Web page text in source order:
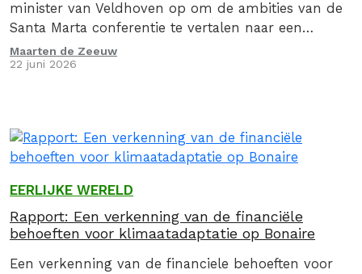
minister van Veldhoven op om de ambities van de
Santa Marta conferentie te vertalen naar een
concrete nationale routekaart die Nederland
onafhankelijk maakt van fossiele brandstoffen.
Maarten de Zeeuw
22 juni 2026
EERLIJKE WERELD
Rapport: Een verkenning van de financiële
behoeften voor klimaatadaptatie op Bonaire
Een verkenning van de financiele behoeften voor